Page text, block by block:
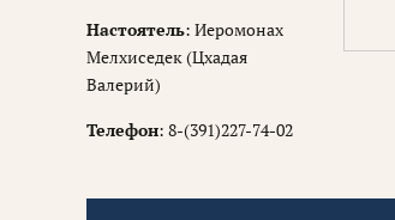
Настоятель: Иеромонах
Мелхиседек (Цхадая
Валерий)
Телефон: 8-(391)227-74-02